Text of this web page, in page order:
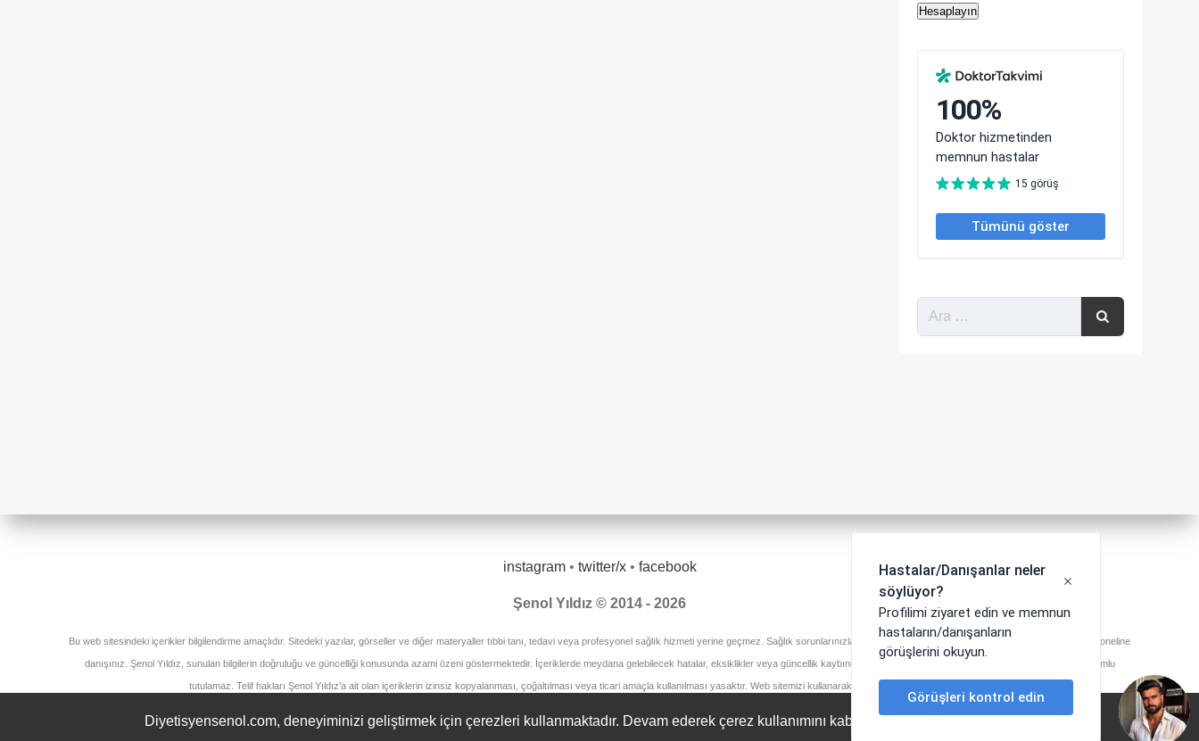
Hesaplayın
Diyetisyensenol.com, deneyiminizi geliştirmek için çerezleri kullanmaktadır. Devam ederek çerez kullanımını kabul etmiş olursunuz.
instagram• twitter/x• facebook
Şenol Yıldız © 2014 - 2026
Bu web sitesindeki içerikler bilgilendirme amaçlıdır. Sitedeki yazılar, görseller ve diğer materyaller tıbbi tanı, tedavi veya profesyonel sağlık hizmeti yerine geçmez. Sağlık sorunlarınızla ilgili en doğru ve güvenilir bilgiyi almak için sağlık profesyoneline
danışınız. Şenol Yıldız, sunulan bilgilerin doğruluğu ve güncelliği konusunda azami özeni göstermektedir. İçeriklerde meydana gelebilecek hatalar, eksiklikler veya güncellik kaybından dolayı doğabilecek herhangi bir zarardan sitemiz sorumlu
tutulamaz. Telif hakları Şenol Yıldız’a ait olan içeriklerin izinsiz kopyalanması, çoğaltılması veya ticari amaçla kullanılması yasaktır. Web sitemizi kullanarak bu koşulları kabul etmiş sayılırsınız.